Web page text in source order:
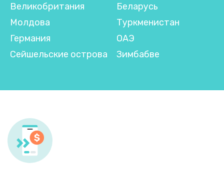
Великобритания
Молдова
Германия
Сейшельские острова
Беларусь
Туркменистан
ОАЭ
Зимбабве